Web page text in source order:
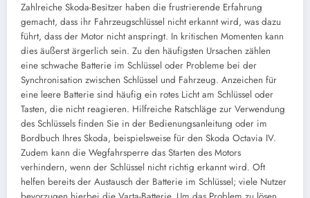
Zahlreiche Skoda-Besitzer haben die frustrierende Erfahrung
gemacht, dass ihr Fahrzeugschlüssel nicht erkannt wird, was dazu
führt, dass der Motor nicht anspringt. In kritischen Momenten kann
dies äußerst ärgerlich sein. Zu den häufigsten Ursachen zählen
eine schwache Batterie im Schlüssel oder Probleme bei der
Synchronisation zwischen Schlüssel und Fahrzeug. Anzeichen für
eine leere Batterie sind häufig ein rotes Licht am Schlüssel oder
Tasten, die nicht reagieren. Hilfreiche Ratschläge zur Verwendung
des Schlüssels finden Sie in der Bedienungsanleitung oder im
Bordbuch Ihres Skoda, beispielsweise für den Skoda Octavia IV.
Zudem kann die Wegfahrsperre das Starten des Motors
verhindern, wenn der Schlüssel nicht richtig erkannt wird. Oft
helfen bereits der Austausch der Batterie im Schlüssel; viele Nutzer